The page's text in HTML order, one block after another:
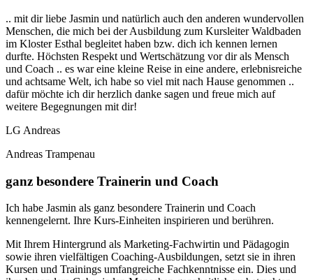
.. mit dir liebe Jasmin und natürlich auch den anderen wundervollen
Menschen, die mich bei der Ausbildung zum Kursleiter Waldbaden
im Kloster Esthal begleitet haben bzw. dich ich kennen lernen
durfte. Höchsten Respekt und Wertschätzung vor dir als Mensch
und Coach .. es war eine kleine Reise in eine andere, erlebnisreiche
und achtsame Welt, ich habe so viel mit nach Hause genommen ..
dafür möchte ich dir herzlich danke sagen und freue mich auf
weitere Begegnungen mit dir!
LG Andreas
Andreas Trampenau
ganz besondere Trainerin und Coach
Ich habe Jasmin als ganz besondere Trainerin und Coach
kennengelernt. Ihre Kurs-Einheiten inspirieren und berühren.
Mit Ihrem Hintergrund als Marketing-Fachwirtin und Pädagogin
sowie ihren vielfältigen Coaching-Ausbildungen, setzt sie in ihren
Kursen und Trainings umfangreiche Fachkenntnisse ein. Dies und